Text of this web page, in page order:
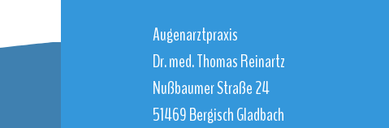
Augenarztpraxis
Dr. med. Thomas Reinartz
Nußbaumer Straße 24
51469 Bergisch Gladbach